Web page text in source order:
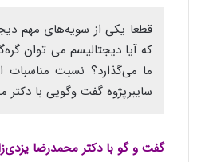
قطعا یکی از سویه‌های مهم
که آیا دیجتالیسم می توان
ما می‌گذارد؟ نسبت مناسبات
سایبرپژوه گفت وگویی با
گفت و گو با دکتر محمدرضا